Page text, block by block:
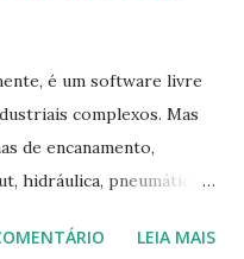
é um software livre
complexos. Mas
de encanamento,
hidráulica, pneumática,
contém mais de 8.000
LEIA MAIS